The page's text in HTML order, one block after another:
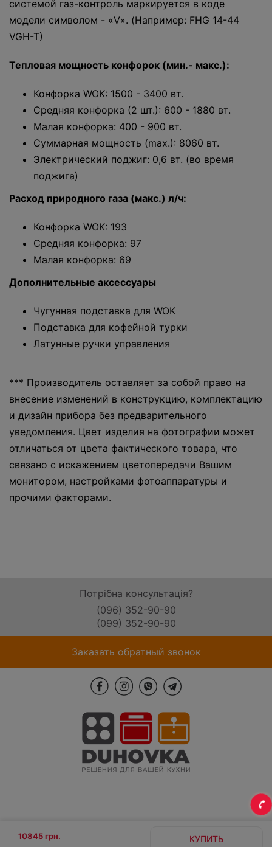
10845 грн. КУПИТЬ
системой газ-контроль маркируется в коде
модели символом - «V». (Например: FHG 14-44
VGH-T)
Тепловая мощность конфорок (мин.- макс.):
Конфорка WOK: 1500 - 3400 вт.
Средняя конфорка (2 шт.): 600 - 1880 вт.
Малая конфорка: 400 - 900 вт.
Суммарная мощность (max.): 8060 вт.
Электрический поджиг: 0,6 вт. (во время
поджига)
Расход природного газа (макс.) л/ч:
Конфорка WOK: 193
Средняя конфорка: 97
Малая конфорка: 69
Дополнительные аксессуары
Чугунная подставка для WOK
Подставка для кофейной турки
Латунные ручки управления
*** Производитель оставляет за собой право на
внесение изменений в конструкцию, комплектацию
и дизайн прибора без предварительного
уведомления. Цвет изделия на фотографии может
отличаться от цвета фактического товара, что
связано с искажением цветопередачи Вашим
монитором, настройками фотоаппаратуры и
прочими факторами.
Потрібна консультація?
(096) 352-90-90
(099) 352-90-90
Заказать обратный звонок